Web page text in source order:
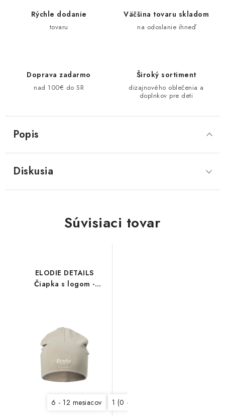
Rýchle dodanie
tovaru
Väčšina tovaru skladom
na odoslanie ihneď
Doprava zadarmo
nad 100€ do SR
Široký sortiment
dizajnového oblečenia a
doplnkov pre deti
Popis
Diskusia
Súvisiaci tovar
ELODIE DETAILS
Čiapka s logom -
6 - 12 mesiacov 1 (0 - 6 mesiacov)